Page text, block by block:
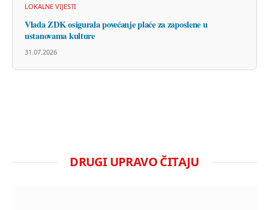
LOKALNE VIJESTI
Vlada ZDK osigurala povećanje plaće za zaposlene u
ustanovama kulture
31.07.2026
DRUGI UPRAVO ČITAJU